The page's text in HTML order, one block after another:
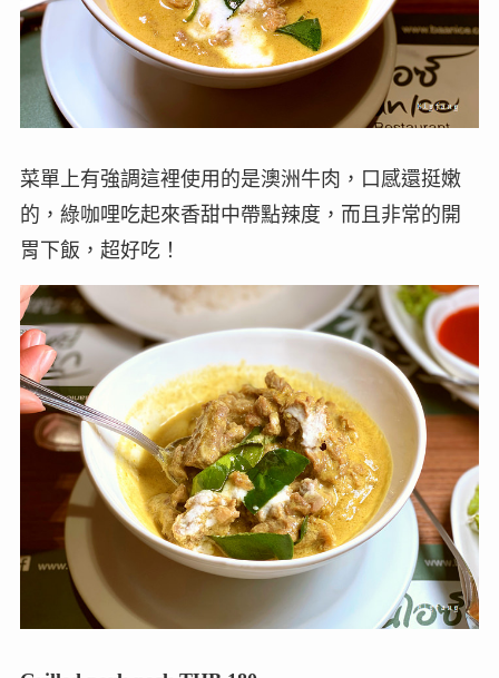
菜單上有強調這裡使用的是澳洲牛肉，口感還挺嫩
的，綠咖哩吃起來香甜中帶點辣度，而且非常的開
胃下飯，超好吃！